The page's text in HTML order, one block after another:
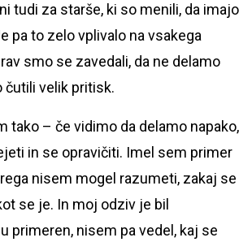
tudi za starše, ki so menili, da imajo
pa to zelo vplivalo na vsakega
smo se zavedali, da ne delamo
čutili velik pritisk.
tako – če vidimo da delamo napako,
in se opravičiti. Imel sem primer
nisem mogel razumeti, zakaj se
se je. In moj odziv je bil
primeren, nisem pa vedel, kaj se